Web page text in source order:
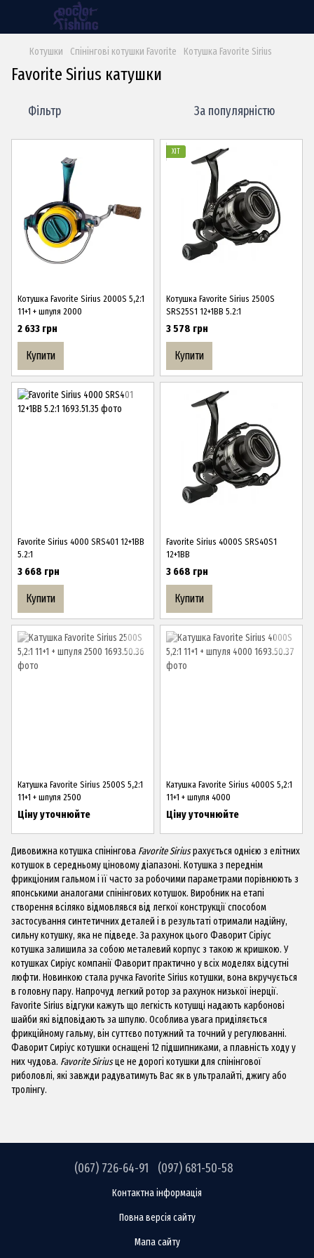
Котушки Спінінгові котушки Favorite Котушка Favorite Sirius
Favorite Sirius катушки
Фільтр За популярністю
Котушка Favorite Sirius 2000S 5,2:1
11+1 + шпуля 2000
2 633 грн
Купити
ХІТ
Котушка Favorite Sirius 2500S
SRS25S1 12+1BB 5.2:1
3 578 грн
Купити
Favorite Sirius 4000 SRS401 12+1BB
5.2:1
3 668 грн
Купити
Favorite Sirius 4000S SRS40S1
12+1BB
3 668 грн
Купити
Катушка Favorite Sirius 2500S 5,2:1
11+1 + шпуля 2500
Ціну уточнюйте
Катушка Favorite Sirius 4000S 5,2:1
11+1 + шпуля 4000
Ціну уточнюйте
Дивовижна котушка спінінгова Favorite Siriusрахується однією з елітних
котушок в середньому ціновому діапазоні. Котушказ переднім
фрикціоним гальмом і її часто за робочими параметрами порівнюють з
японськими аналогами спінінгових котушок. Виробник на етапі
створення всіляко відмовлявся від легкої конструкції способом
застосування синтетичних деталей і в результаті отримали надійну,
сильну котушку, яка не підведе. За рахунок цього Фаворит Сіріус
котушка залишила за собою металевий корпус з такою ж кришкою. У
котушкахСиріускомпанії Фаворит практично у всіх моделях відсутні
люфти. Новинкою стала ручка Favorite Sirius котушки, вона вкручується
в головну пару. Напрочуд легкий ротор за рахунок низької інерції.
Favorite Sirius відгуки кажуть що легкість котушці надають карбонові
шайби які відповідають за шпулю. Особлива увага приділяється
фрикційному гальму, він суттєво потужний та точний у регулюванні.
Фаворит Сиріус котушки оснащені 12 підшипниками, а плавність ходу у
них чудова. Favorite Siriusце не дорогі котушки для спінінгової
риболовлі, які завжди радуватимуть Вас як в ультралайті, джигу або
тролінгу.
(067) 726-64-91 (097) 681-50-58
Контактна інформація
Повна версія сайту
Мапа сайту